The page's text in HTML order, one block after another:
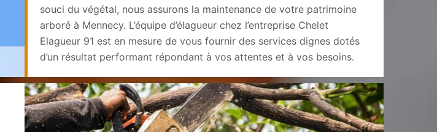
souci du végétal, nous assurons la maintenance de votre patrimoine
arboré à Mennecy. L’équipe d’élagueur chez l’entreprise Chelet
Elagueur 91 est en mesure de vous fournir des services dignes dotés
d’un résultat performant répondant à vos attentes et à vos besoins.